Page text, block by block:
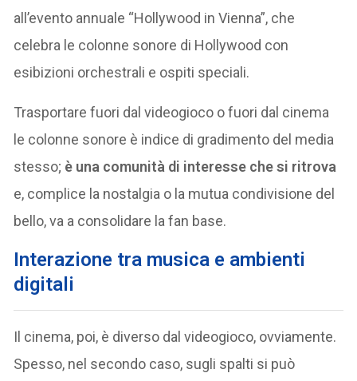
all’evento annuale “Hollywood in Vienna”, che
celebra le colonne sonore di Hollywood con
esibizioni orchestrali e ospiti speciali.
Trasportare fuori dal videogioco o fuori dal cinema
le colonne sonore è indice di gradimento del media
stesso; è una comunità di interesse che si ritrova
e, complice la nostalgia o la mutua condivisione del
bello, va a consolidare la fan base.
Interazione tra musica e ambienti
digitali
Il cinema, poi, è diverso dal videogioco, ovviamente.
Spesso, nel secondo caso, sugli spalti si può